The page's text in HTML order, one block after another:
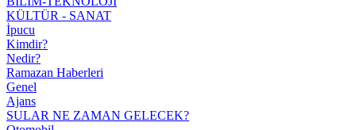
KÜLTÜR - SANAT
İpucu
Kimdir?
Nedir?
Ramazan Haberleri
Genel
Ajans
SULAR NE ZAMAN GELECEK?